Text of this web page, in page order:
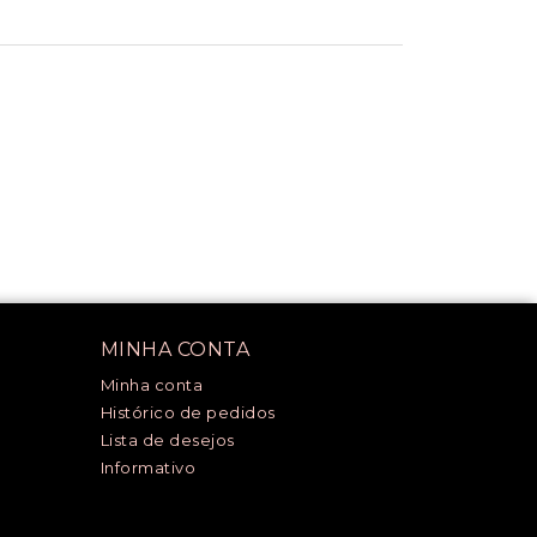
MINHA CONTA
Minha conta
Histórico de pedidos
Lista de desejos
Informativo